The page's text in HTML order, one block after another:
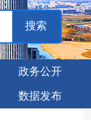
政务公开
数据发布